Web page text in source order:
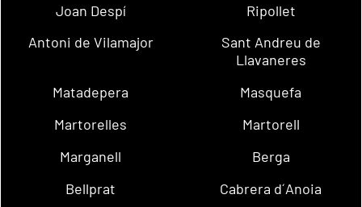
Joan Despí
Ripollet
Antoni de Vilamajor
Sant Andreu de
Llavaneres
Matadepera
Masquefa
Martorelles
Martorell
Marganell
Berga
Bellprat
Cabrera d´Anoia